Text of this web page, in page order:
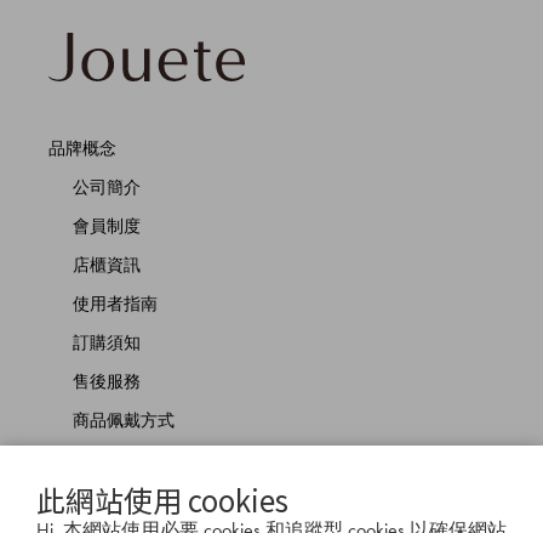
此網站使用 cookies
品牌概念
公司簡介
會員制度
店櫃資訊
使用者指南
訂購須知
售後服務
商品佩戴方式